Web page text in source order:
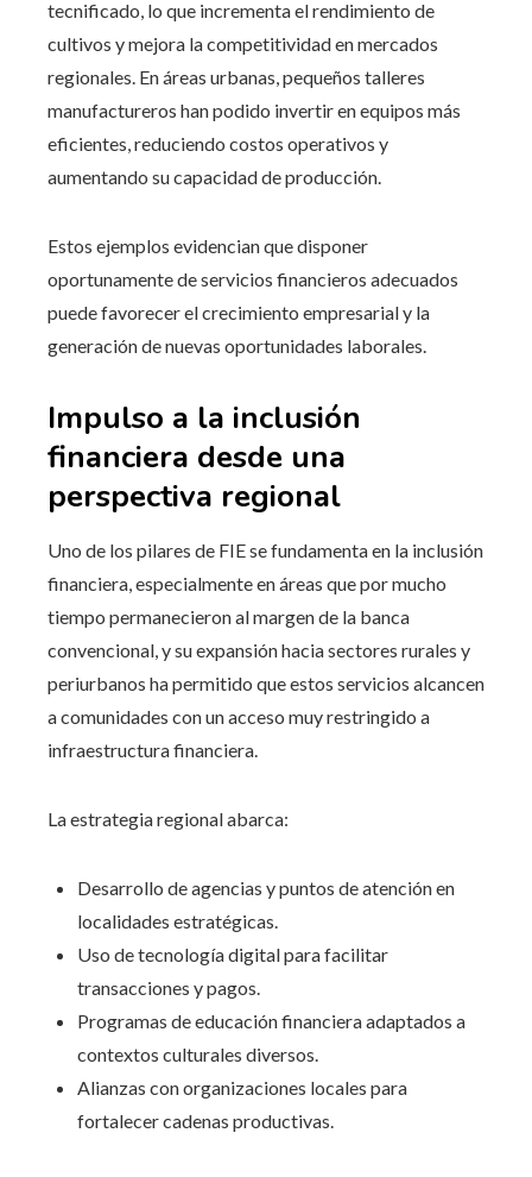
tecnificado, lo que incrementa el rendimiento de
cultivos y mejora la competitividad en mercados
regionales. En áreas urbanas, pequeños talleres
manufactureros han podido invertir en equipos más
eficientes, reduciendo costos operativos y
aumentando su capacidad de producción.
Estos ejemplos evidencian que disponer
oportunamente de servicios financieros adecuados
puede favorecer el crecimiento empresarial y la
generación de nuevas oportunidades laborales.
Impulso a la inclusión
financiera desde una
perspectiva regional
Uno de los pilares de FIE se fundamenta en la inclusión
financiera, especialmente en áreas que por mucho
tiempo permanecieron al margen de la banca
convencional, y su expansión hacia sectores rurales y
periurbanos ha permitido que estos servicios alcancen
a comunidades con un acceso muy restringido a
infraestructura financiera.
La estrategia regional abarca:
Desarrollo de agencias y puntos de atención en
localidades estratégicas.
Uso de tecnología digital para facilitar
transacciones y pagos.
Programas de educación financiera adaptados a
contextos culturales diversos.
Alianzas con organizaciones locales para
fortalecer cadenas productivas.